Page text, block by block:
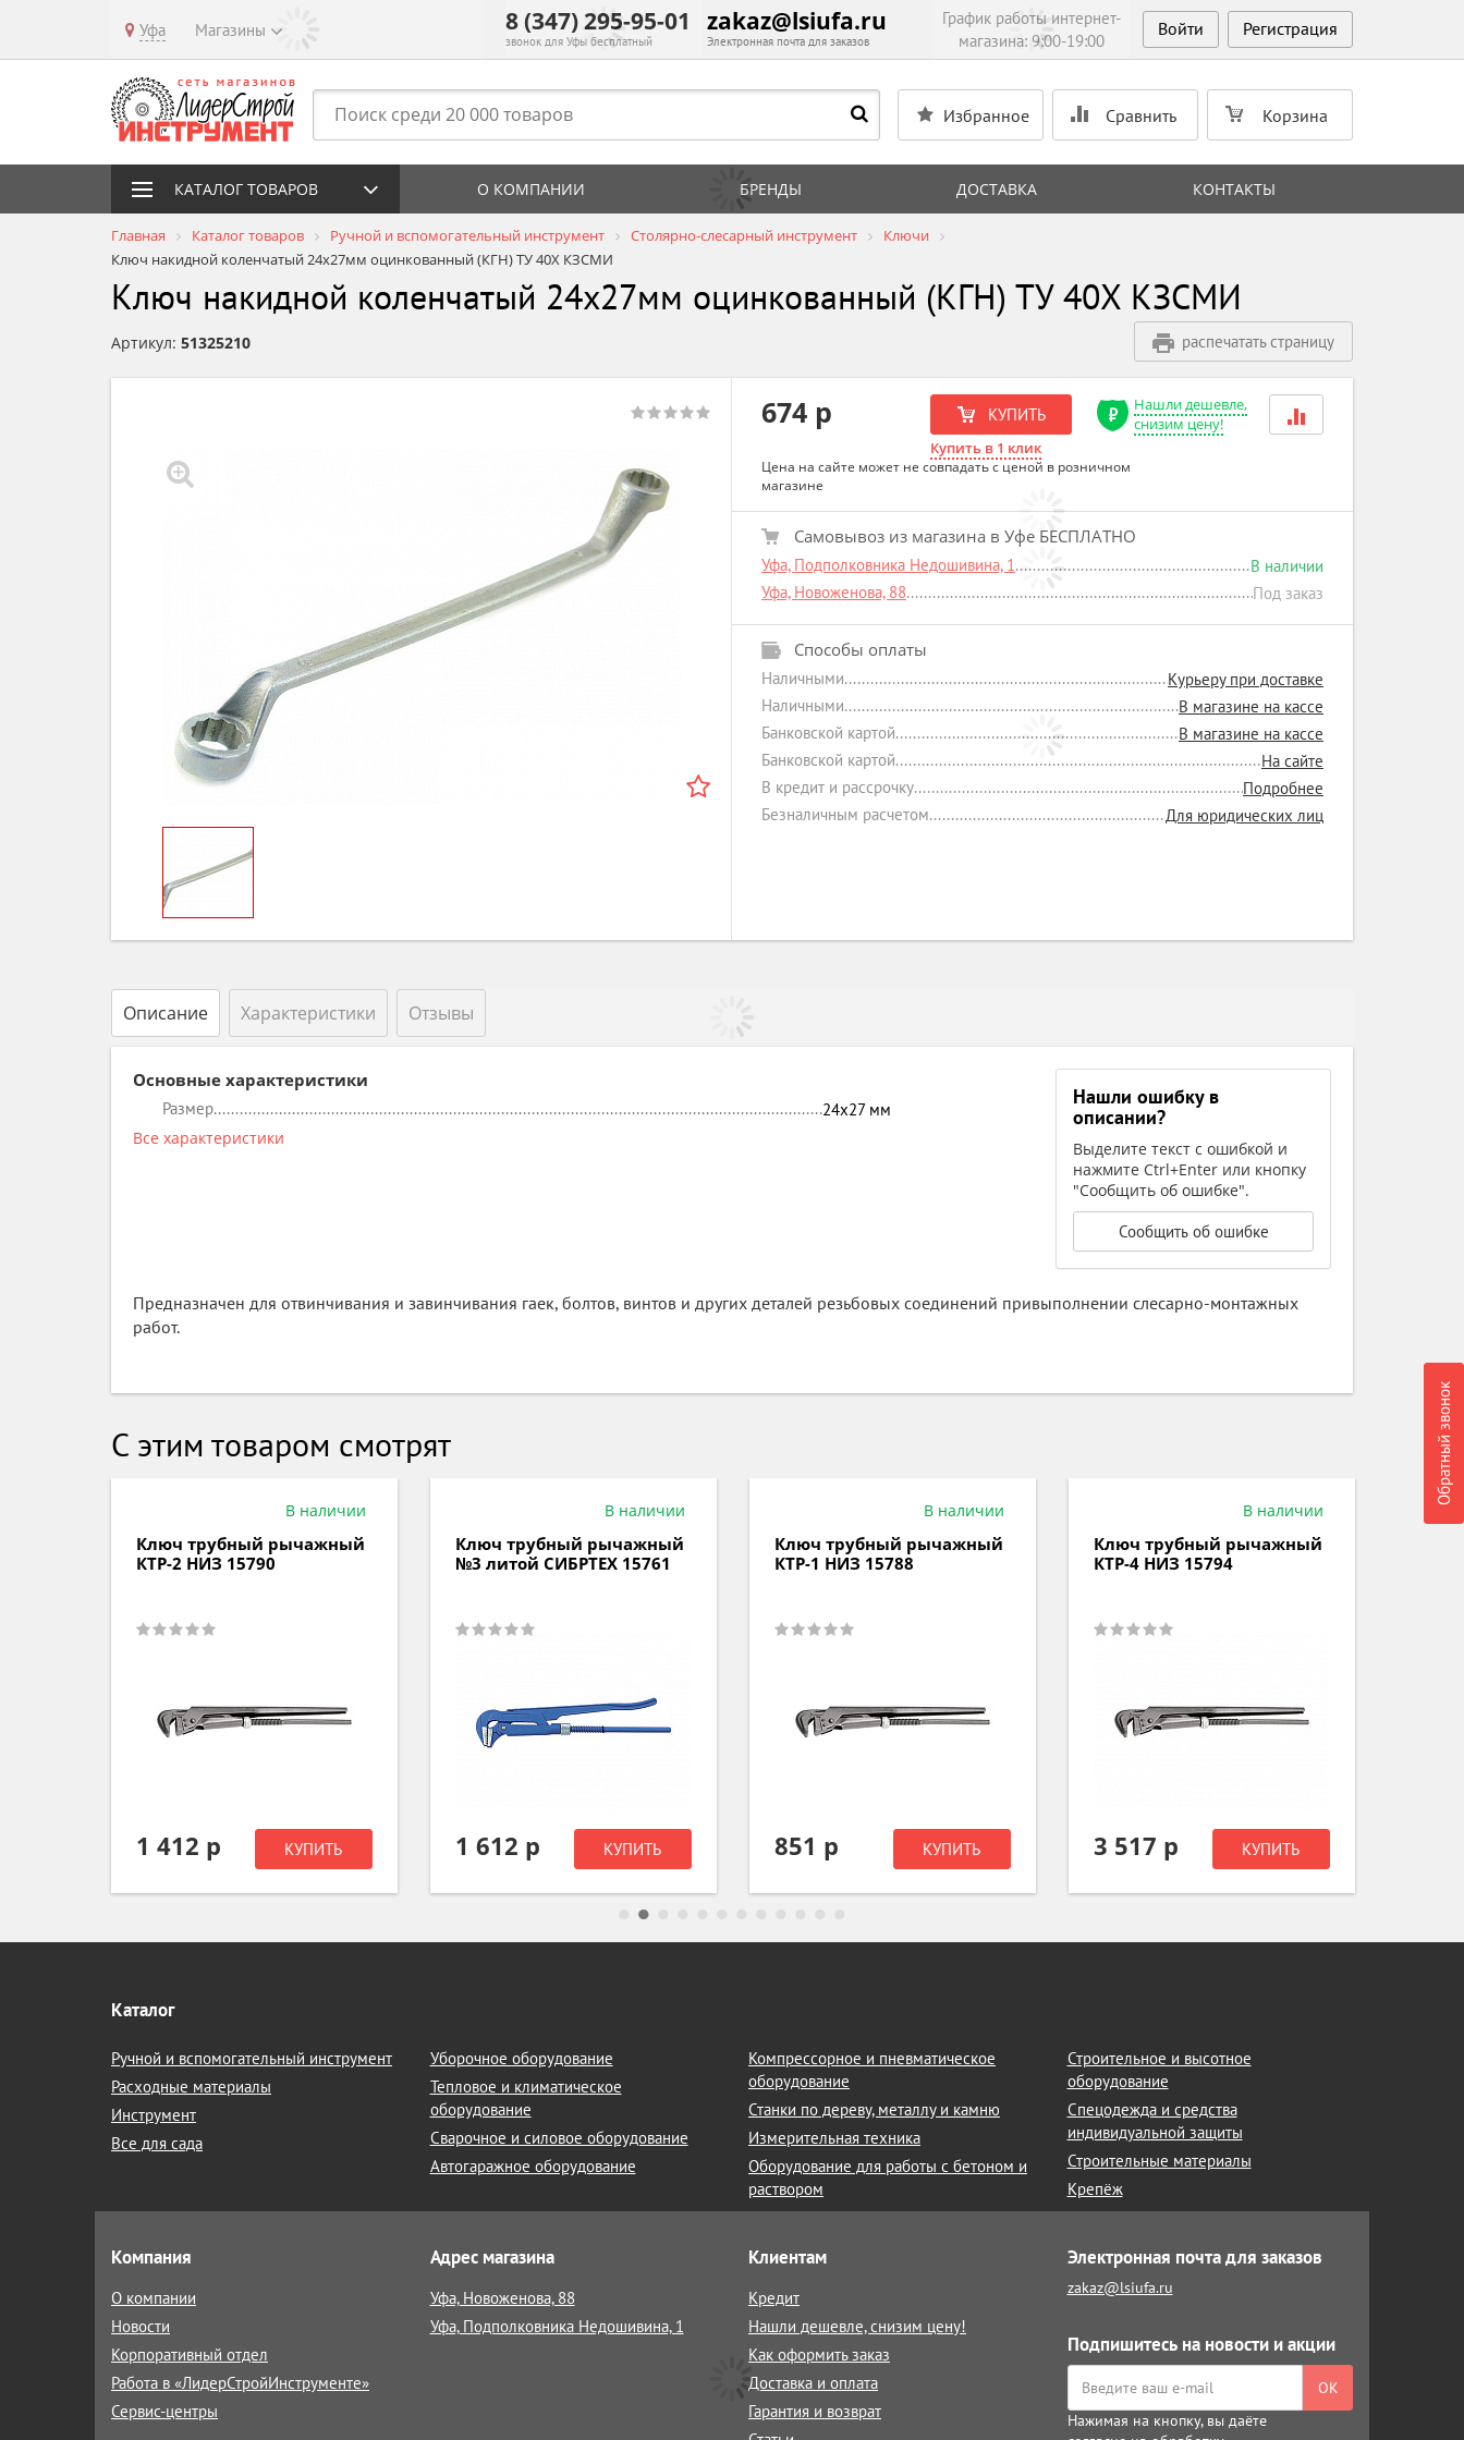
Уфа Магазины 8 (347) 295-95-01
звонок для Уфы бесплатный
zakaz@lsiufa.ru
Электронная почта для заказов
График работы интернет-
магазина: 9:00-19:00
Войти Регистрация
Избранное Сравнить Корзина
Обратный звонок
КАТАЛОГ ТОВАРОВ О КОМПАНИИ БРЕНДЫ ДОСТАВКА КОНТАКТЫ
Главная Каталог товаров Ручной и вспомогательный инструмент Столярно-слесарный инструмент
Ключи
Ключ накидной коленчатый 24х27мм оцинкованный (КГН) ТУ 40Х КЗСМИ
Ключ накидной коленчатый 24х27мм оцинкованный (КГН) ТУ 40Х КЗСМИ
распечатать страницу
Артикул: 51325210
674 р КУПИТЬ
Купить в 1 клик
Нашли дешевле,
снизим цену!
Цена на сайте может не совпадать с ценой в розничном
магазине
Самовывоз из магазина в Уфе БЕСПЛАТНО
Уфа, Подполковника Недошивина, 1
В наличии
Уфа, Новоженова, 88
Под заказ
Способы оплаты
Наличными
Курьеру при доставке
Наличными
В магазине на кассе
Банковской картой
В магазине на кассе
Банковской картой
На сайте
В кредит и рассрочку
Подробнее
Безналичным расчетом
Для юридических лиц
Описание Характеристики Отзывы
Основные характеристики
Размер 24х27 мм
Все характеристики
Нашли ошибку в
описании?
Выделите текст с ошибкой и
нажмите Ctrl+Enter или кнопку
"Сообщить об ошибке".
Сообщить об ошибке
Предназначен для отвинчивания и завинчивания гаек, болтов, винтов и других деталей резьбовых соединений привыполнении слесарно-монтажных
работ.
С этим товаром смотрят
В наличии
Ключ трубный рычажный
КТР-2 НИЗ 15790
1 412 р КУПИТЬ
В наличии
Ключ трубный рычажный
№3 литой СИБРТЕХ 15761
1 612 р КУПИТЬ
В наличии
Ключ трубный рычажный
КТР-1 НИЗ 15788
851 р КУПИТЬ
В наличии
Ключ трубный рычажный
КТР-4 НИЗ 15794
3 517 р КУПИТЬ
Каталог
Ручной и вспомогательный инструмент
Расходные материалы
Инструмент
Все для сада
Уборочное оборудование
Тепловое и климатическое
оборудование
Сварочное и силовое оборудование
Автогаражное оборудование
Компрессорное и пневматическое
оборудование
Станки по дереву, металлу и камню
Измерительная техника
Оборудование для работы с бетоном и
раствором
Строительное и высотное
оборудование
Спецодежда и средства
индивидуальной защиты
Строительные материалы
Крепёж
Компания
О компании
Новости
Корпоративный отдел
Работа в «ЛидерСтройИнструменте»
Сервис-центры
Адрес магазина
Уфа, Новоженова, 88
Уфа, Подполковника Недошивина, 1
Клиентам
Кредит
Нашли дешевле, снизим цену!
Как оформить заказ
Доставка и оплата
Гарантия и возврат
Электронная почта для заказов
zakaz@lsiufa.ru
Подпишитесь на новости и акции
ОК
Нажимая на кнопку, вы даёте